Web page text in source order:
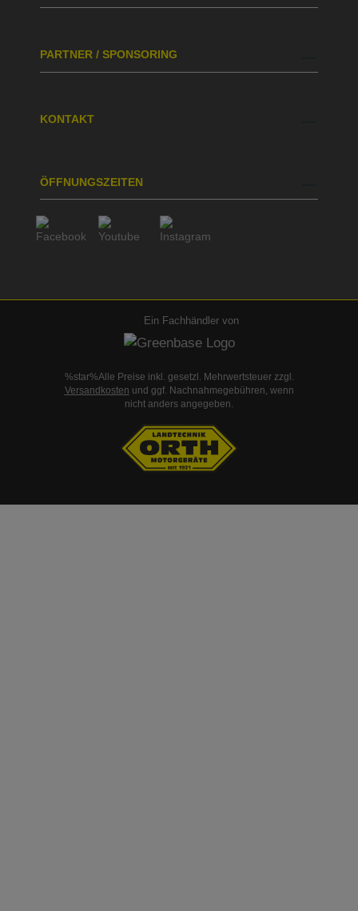
PARTNER / SPONSORING
KONTAKT
ÖFFNUNGSZEITEN
Ein Fachhändler von
%star%Alle Preise inkl. gesetzl. Mehrwertsteuer zzgl.
Versandkosten und ggf. Nachnahmegebühren, wenn
nicht anders angegeben.